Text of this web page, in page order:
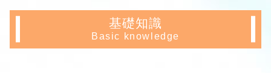
基礎知識
Basic knowledge